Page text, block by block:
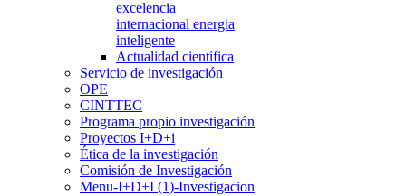
excelencia
internacional energia
inteligente
Actualidad científica
Servicio de investigación
OPE
CINTTEC
Programa propio investigación
Proyectos I+D+i
Ética de la investigación
Comisión de Investigación
Menu-I+D+I (1)-Investigacion